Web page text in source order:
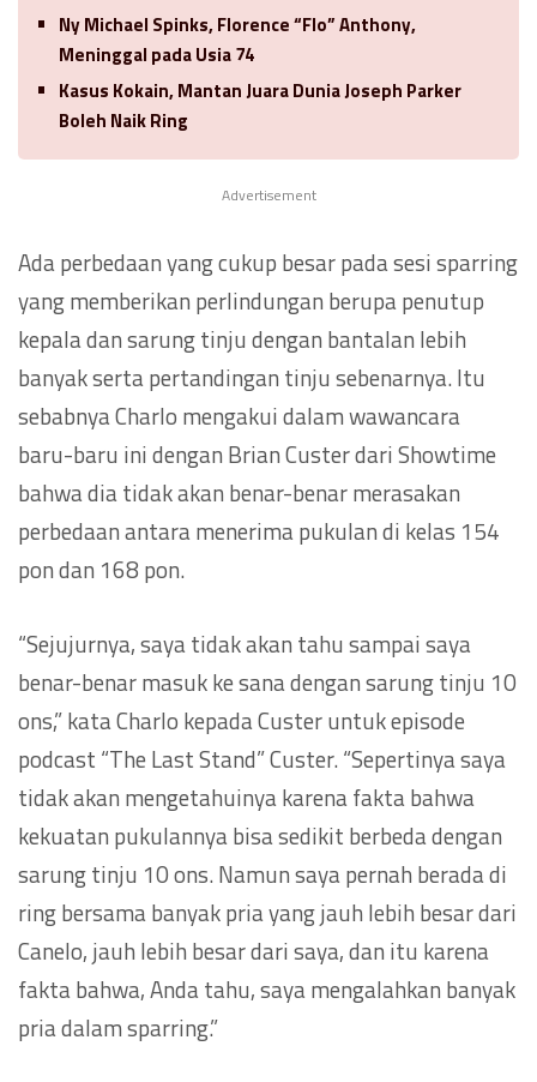
Ny Michael Spinks, Florence “Flo” Anthony,
Meninggal pada Usia 74
Kasus Kokain, Mantan Juara Dunia Joseph Parker
Boleh Naik Ring
Advertisement
Ada perbedaan yang cukup besar pada sesi sparring
yang memberikan perlindungan berupa penutup
kepala dan sarung tinju dengan bantalan lebih
banyak serta pertandingan tinju sebenarnya. Itu
sebabnya Charlo mengakui dalam wawancara
baru-baru ini dengan Brian Custer dari Showtime
bahwa dia tidak akan benar-benar merasakan
perbedaan antara menerima pukulan di kelas 154
pon dan 168 pon.
“Sejujurnya, saya tidak akan tahu sampai saya
benar-benar masuk ke sana dengan sarung tinju 10
ons,” kata Charlo kepada Custer untuk episode
podcast “The Last Stand” Custer. “Sepertinya saya
tidak akan mengetahuinya karena fakta bahwa
kekuatan pukulannya bisa sedikit berbeda dengan
sarung tinju 10 ons. Namun saya pernah berada di
ring bersama banyak pria yang jauh lebih besar dari
Canelo, jauh lebih besar dari saya, dan itu karena
fakta bahwa, Anda tahu, saya mengalahkan banyak
pria dalam sparring.”